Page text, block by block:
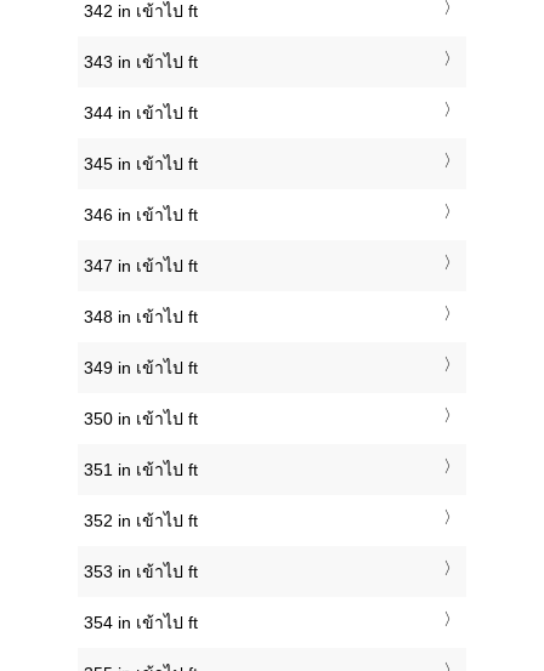
342 in เข้าไป ft
343 in เข้าไป ft
344 in เข้าไป ft
345 in เข้าไป ft
346 in เข้าไป ft
347 in เข้าไป ft
348 in เข้าไป ft
349 in เข้าไป ft
350 in เข้าไป ft
351 in เข้าไป ft
352 in เข้าไป ft
353 in เข้าไป ft
354 in เข้าไป ft